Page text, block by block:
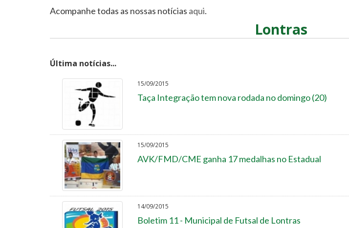
Acompanhe todas as nossas notícias aqui.
Lontras
Última notícias...
15/09/2015
Taça Integração tem nova rodada no domingo (20)
15/09/2015
AVK/FMD/CME ganha 17 medalhas no Estadual
14/09/2015
Boletim 11 - Municipal de Futsal de Lontras